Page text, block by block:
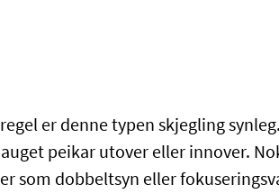
er denne typen skjegling
peikar utover eller innover.
som dobbeltsyn eller